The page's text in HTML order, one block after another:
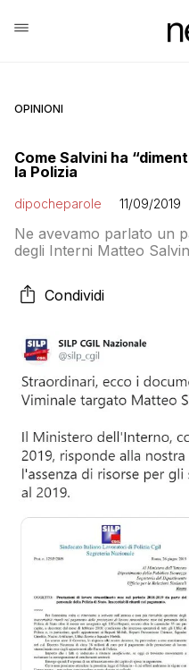
OPINIONI
Come Salvini ha
la Polizia
dipocheparole 11/09/2019
Ne avevamo parlato un
degli Interni Matteo
lasciato il conto al suo
Lamorgese. Il sindacato
bluff del Viminale targato
Condividi